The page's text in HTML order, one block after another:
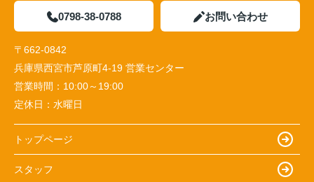
0798-38-0788 お問い合わせ
〒662-0842
兵庫県西宮市芦原町4-19 営業センター
営業時間： 10:00～19:00
定休日： 水曜日
トップページ
スタッフ